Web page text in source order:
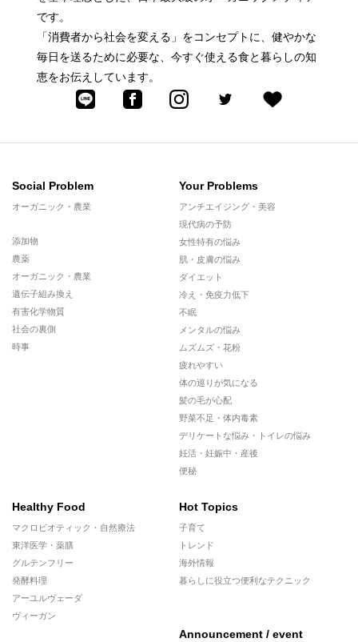
です。
「消費者から社会を変える」をコンセプトに、健やかな
毎日を送るために必要な、今すぐ使える食と暮らしの知
恵をお伝えしています。
Social Problem
オーガニック・農業
添加物
農薬
オーガニック・農業
遺伝子組み換え
有害化学物質
社会の裏側
時事
Your Problems
アンチエイジング・美容
現代病の予防
女性特有の悩み
肌・皮膚の悩み
ダイエット
冷え・免疫力低下
不眠
メンタルの悩み
ムズムズ・花粉
疲れやすい
体の巡りが気になる
髪の毛が心配
野菜不足・体内毒素
デリケートな悩み・トイレの悩み
妊活・妊娠中・産後
便秘
Healthy Food
マクロビオティック・自然療法
東洋医学・薬膳
グルテンフリー
発酵料理
アーユルヴェーダ
ヴィーガン
Hot Topics
子育て
トレンド
海外情報
暮らしに役立つ便利なテクニック
Announcement / event